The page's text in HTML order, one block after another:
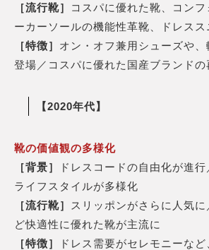
［流行靴］
コスパに優れた靴、コン
ーカーソールの機能性革靴、ドレスス
［特徴］ オン・オフ兼用シューズや
登場／コスパに優れた国産ブランドの
【2020年代】
靴の価値観の多様化
［背景］
ドレスコードの自由化が進
ライフスタイルが多様化
［流行靴］
スリッポンがさらに人気
ど快適性に優れた靴が主流に
［特徴］
ドレス需要がセレモニーなど